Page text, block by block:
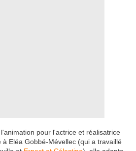
pour l'actrice et réalisatrice
à Eléa Gobbé-Mévellec (qui a travaillé